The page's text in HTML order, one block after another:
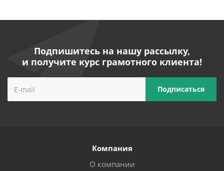
Подпишитесь на нашу рассылку,
и получите курс грамотного клиента!
Компания
О компании